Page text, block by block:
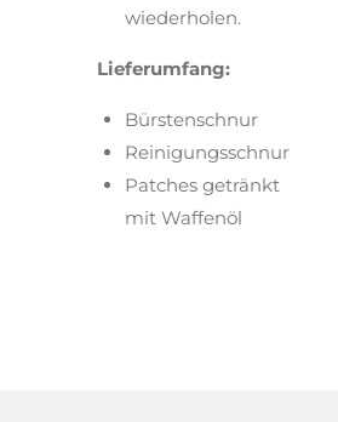
wiederholen.
Lieferumfang:
Bürstenschnur
Reinigungsschnur
Patches getränkt
mit Waffenöl